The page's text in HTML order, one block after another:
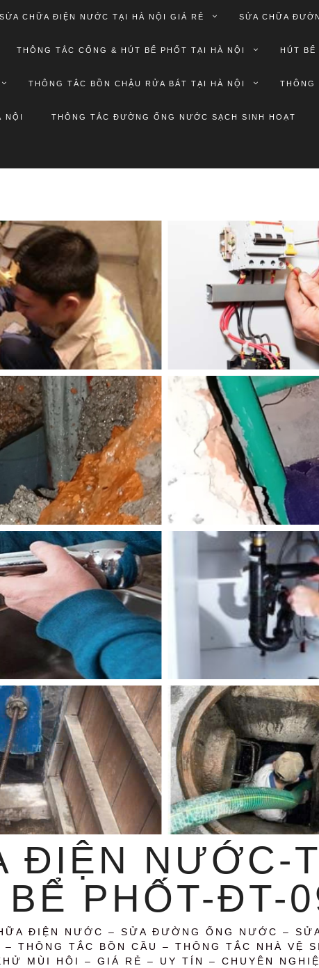
SỬA CHỮA ĐIỆN NƯỚC TẠI HÀ NỘI GIÁ RẺ SỬA CHỮA
THÔNG TẮC CỐNG & HÚT BỂ PHỐT TẠI HÀ NỘI HÚT BỂ
THÔNG TẮC BỒN CHẬU RỬA BÁT TẠI HÀ NỘI THÔNG
NỘI THÔNG TẮC ĐƯỜNG ỐNG NƯỚC SẠCH SINH HOẠT
ĐIỆN NƯỚC-
BỂ PHỐT-ĐT-
ĐIỆN NƯỚC – SỬA ĐƯỜNG ỐNG NƯỚC –
THÔNG TẮC BỒN CẦU – THÔNG TẮC NHÀ VỆ
MÙI HÔI – GIÁ RẺ – UY TÍN – CHUYÊN